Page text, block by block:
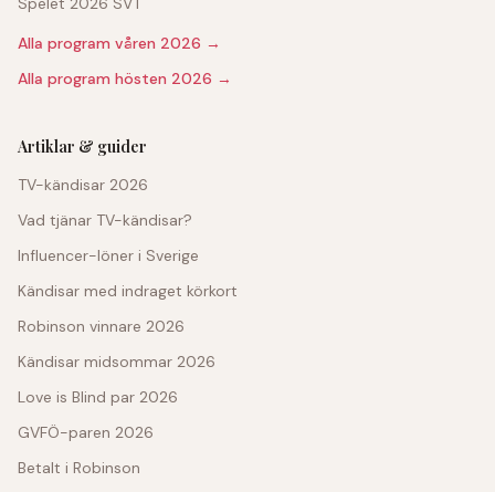
Alla program våren 2026 →
Alla program hösten 2026 →
Artiklar & guider
TV-kändisar 2026
Vad tjänar TV-kändisar?
Influencer-löner i Sverige
Kändisar med indraget körkort
Robinson vinnare 2026
Kändisar midsommar 2026
Love is Blind par 2026
GVFÖ-paren 2026
Betalt i Robinson